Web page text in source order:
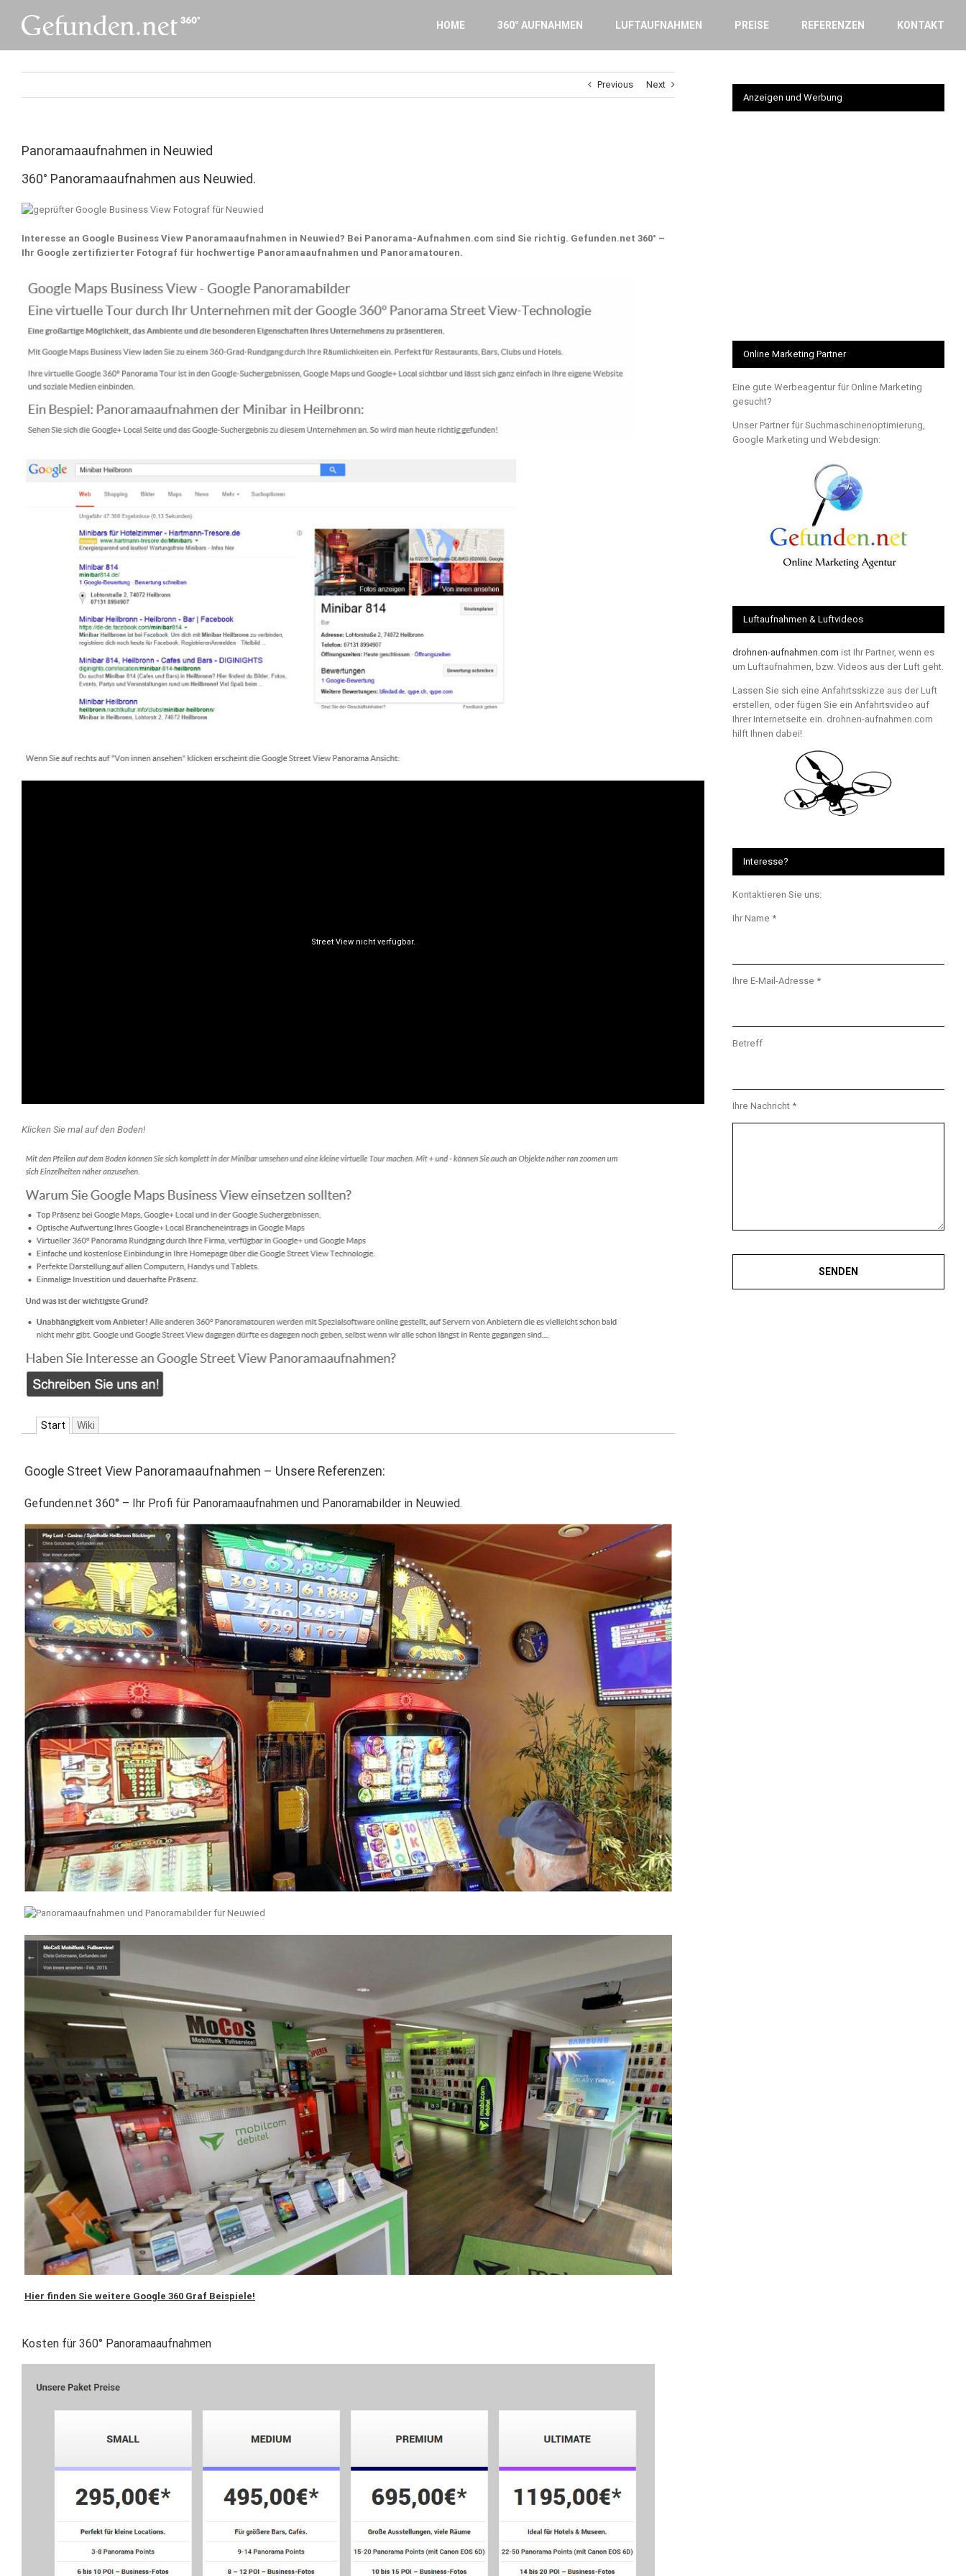
content
HOME 360° AUFNAHMEN LUFTAUFNAHMEN PREISE REFERENZEN KONTAKT
Previous Next
Panoramaaufnahmen in Neuwied
360° Panoramaaufnahmen aus Neuwied.
Interesse an Google Business View Panoramaaufnahmen in Neuwied? Bei Panorama-Aufnahmen.com sind Sie richtig. Gefunden.net 360° –
Ihr Google zertifizierter Fotograf für hochwertige Panoramaaufnahmen und Panoramatouren.
Klicken Sie mal auf den Boden!
Start Wiki
Google Street View Panoramaaufnahmen – Unsere Referenzen:
Gefunden.net 360° – Ihr Profi für Panoramaaufnahmen und Panoramabilder in Neuwied.
Hier finden Sie weitere Google 360 Graf Beispiele!
Kosten für 360° Panoramaaufnahmen
Anzeigen und Werbung
Online Marketing Partner
Eine gute Werbeagentur für Online Marketing
gesucht?
Unser Partner für Suchmaschinenoptimierung,
Google Marketing und Webdesign:
Luftaufnahmen & Luftvideos
drohnen-aufnahmen.com ist Ihr Partner, wenn es
um Luftaufnahmen, bzw. Videos aus der Luft geht.
Lassen Sie sich eine Anfahrtsskizze aus der Luft
erstellen, oder fügen Sie ein Anfahrtsvideo auf
Ihrer Internetseite ein. drohnen-aufnahmen.com
hilft Ihnen dabei!
Interesse?
Kontaktieren Sie uns:
Ihr Name *
Ihre E-Mail-Adresse *
Betreff
Ihre Nachricht *